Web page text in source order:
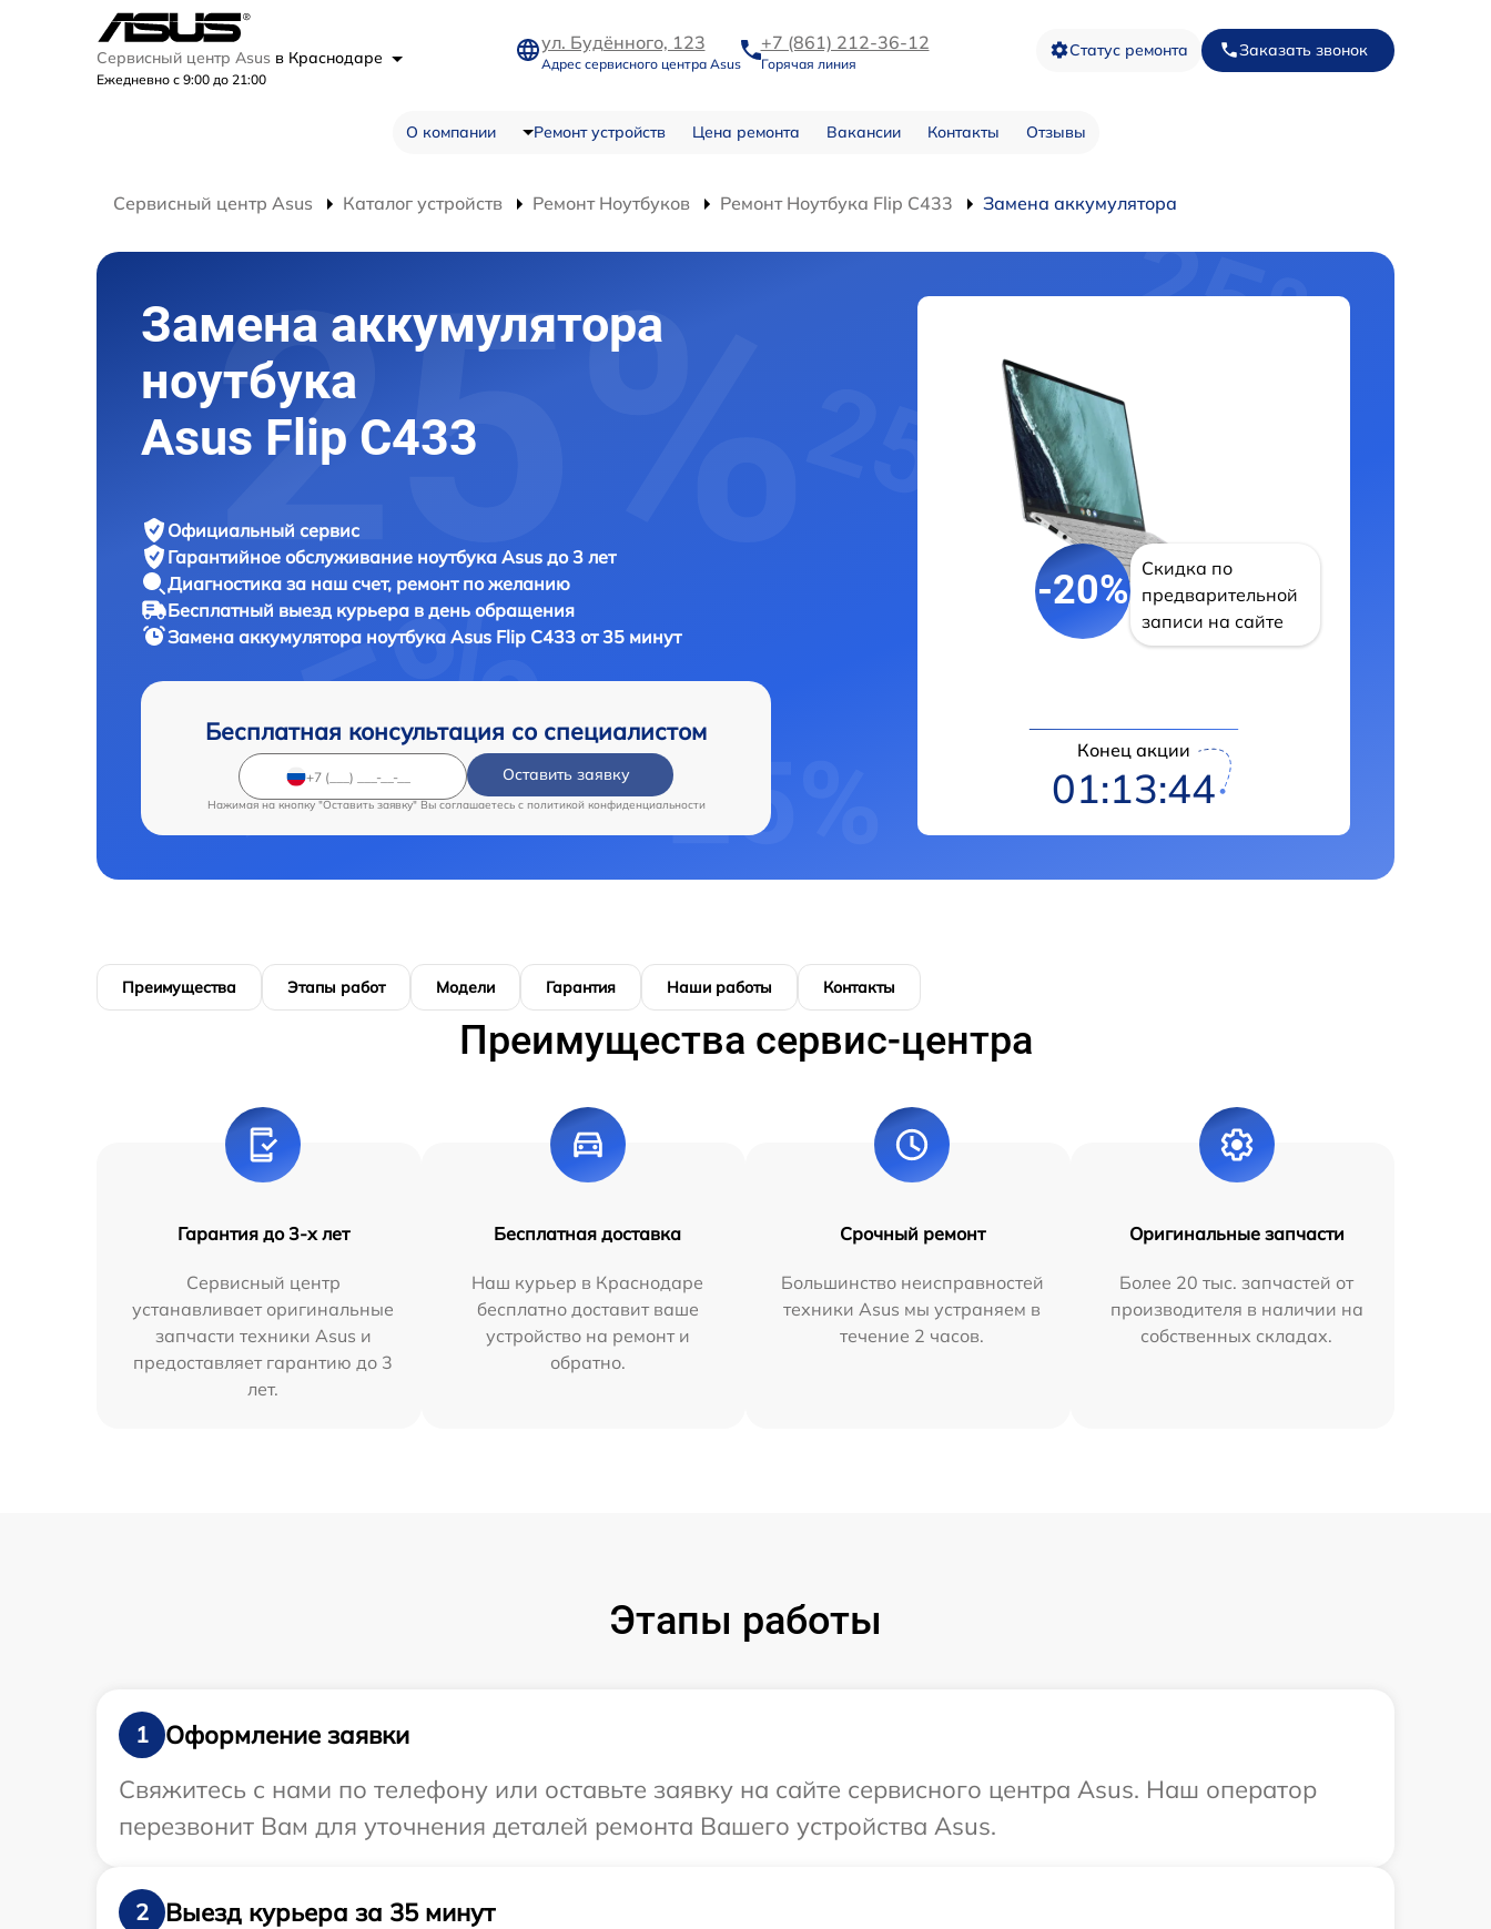
Сервисный центр Asus в Краснодаре
Ежедневно с 9:00 до 21:00
ул. Будённого, 123
Адрес сервисного центра Asus
+7 (861) 212-36-12
Горячая линия
Статус ремонта Заказать звонок
О компании Ремонт устройств Цена ремонта Вакансии Контакты Отзывы
Сервисный центр Asus Каталог устройств Ремонт Ноутбуков Ремонт Ноутбука Flip C433 Замена аккумулятора
Замена аккумулятора
ноутбука
Asus Flip C433
Официальный сервис
Гарантийное обслуживание ноутбука Asus до 3 лет
Диагностика за наш счет, ремонт по желанию
Бесплатный выезд курьера в день обращения
Замена аккумулятора ноутбука Asus Flip C433 от 35 минут
Бесплатная консультация со специалистом
Оставить заявку
Нажимая на кнопку "Оставить заявку" Вы соглашаетесь c политикой конфиденциальности
-20%
Скидка по
предварительной
записи на сайте
Конец акции
01:13:43
Преимущества Этапы работ Модели Гарантия Наши работы Контакты
Преимущества сервис-центра
Гарантия до 3-х лет
Сервисный центр
устанавливает оригинальные
запчасти техники Asus и
предоставляет гарантию до 3
лет.
Бесплатная доставка
Наш курьер в Краснодаре
бесплатно доставит ваше
устройство на ремонт и
обратно.
Срочный ремонт
Большинство неисправностей
техники Asus мы устраняем в
течение 2 часов.
Оригинальные запчасти
Более 20 тыс. запчастей от
производителя в наличии на
собственных складах.
Этапы работы
1
Оформление заявки
Свяжитесь с нами по телефону или оставьте заявку на сайте сервисного центра Asus. Наш оператор
перезвонит Вам для уточнения деталей ремонта Вашего устройства Asus.
2
Выезд курьера за 35 минут